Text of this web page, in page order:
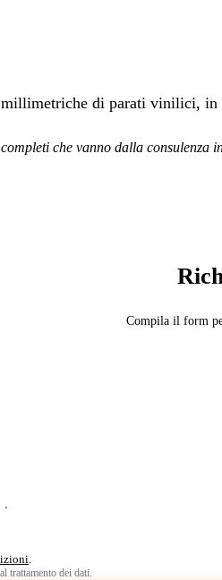
millimetriche di parati vinilici,
che vanno dalla consulenza
Compila il form
trattamento dei dati.